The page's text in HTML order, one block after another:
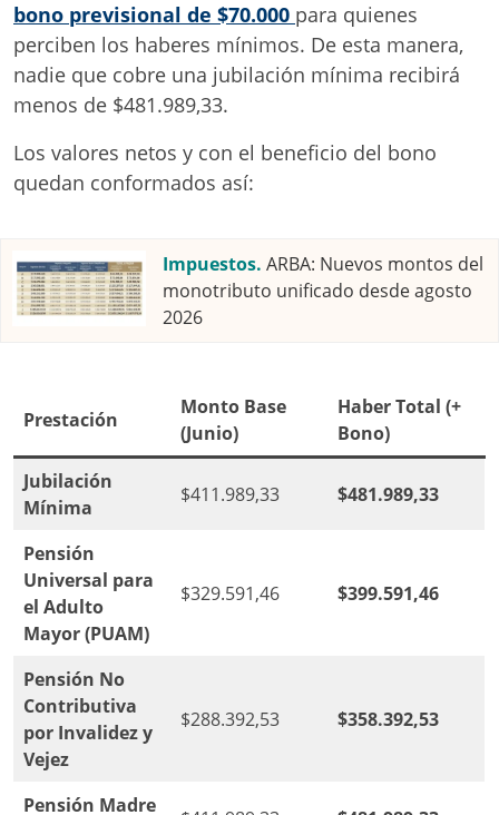
bono previsional de $70.000 para quienes
perciben los haberes mínimos. De esta manera,
nadie que cobre una jubilación mínima recibirá
menos de $481.989,33.
Los valores netos y con el beneficio del bono
quedan conformados así:
Impuestos. ARBA: Nuevos montos del
monotributo unificado desde agosto
2026
Prestación
Monto Base
(Junio)
Haber Total (+
Bono)
Jubilación
Mínima
$411.989,33 $481.989,33
Pensión
Universal para
el Adulto
Mayor (PUAM)
$329.591,46 $399.591,46
Pensión No
Contributiva
por Invalidez y
Vejez
$288.392,53 $358.392,53
Pensión Madre